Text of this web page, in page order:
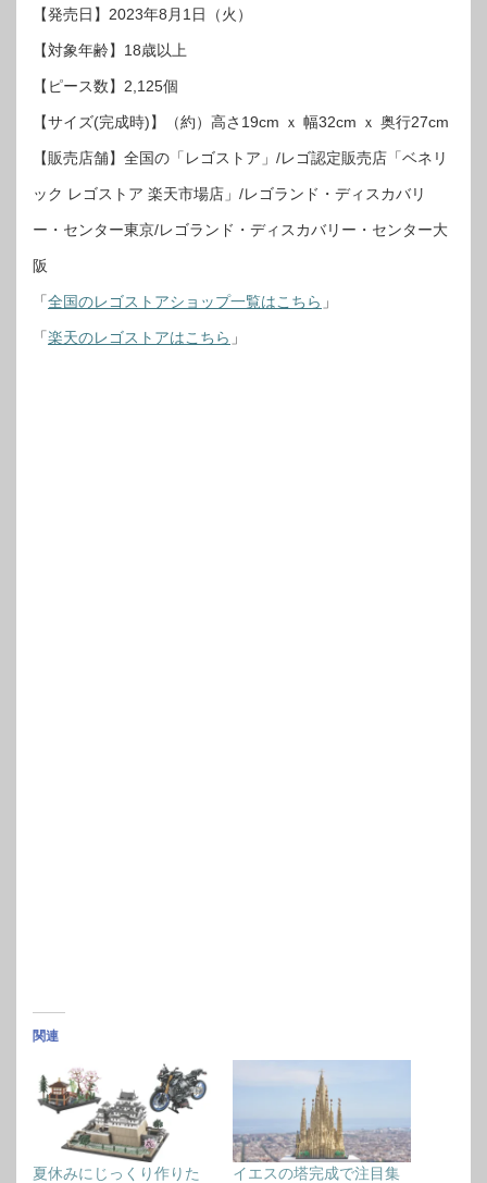
【発売日】2023年8月1日（火）
【対象年齢】18歳以上
【ピース数】2,125個
【サイズ(完成時)】（約）高さ19cm ｘ 幅32cm ｘ 奥行27cm
【販売店舗】全国の「レゴストア」/レゴ認定販売店「ベネリ
ック レゴストア 楽天市場店」/レゴランド・ディスカバリ
ー・センター東京/レゴランド・ディスカバリー・センター大
阪
「全国のレゴストアショップ一覧はこちら 」
「楽天のレゴストアはこちら 」
関連
夏休みにじっくり作りた
イエスの塔完成で注目集